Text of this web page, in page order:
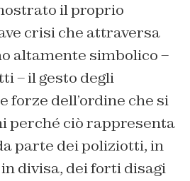
il proprio
crisi che attraversa
altamente simbolico –
– il gesto degli
forze dell’ordine che si
perché ciò rappresenta
parte dei poliziotti, in
divisa, dei forti disagi